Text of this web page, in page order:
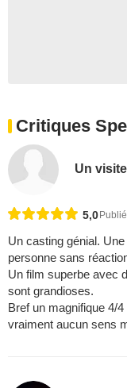
Critiques
Un
5,0
Un casting génial.
personne sans
Un film superbe avec
sont grandioses.
Bref un magnifique 4/
vraiment aucun sens